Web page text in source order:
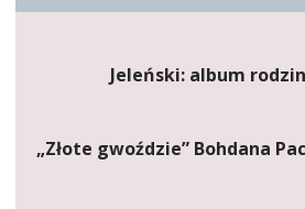
Jeleński: album
„Złote gwoździe” Bohdana